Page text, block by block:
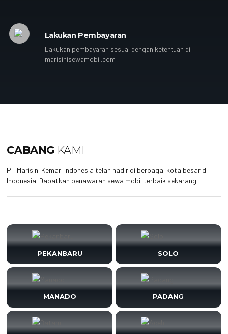
Lakukan Pembayaran
Lakukan pembayaran sesuai dengan ketentuan di
marisinisewamobil.com
CABANG KAMI
PT Marisini Kemari Indonesia telah hadir di berbagai kota besar di
Indonesia. Dapatkan penawaran sewa mobil terbaik sekarang!
PEKANBARU SOLO
MANADO PADANG